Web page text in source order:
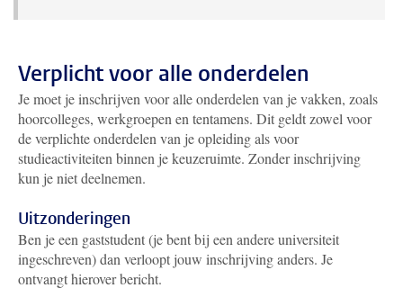
Verplicht voor alle onderdelen
Je moet je inschrijven voor alle onderdelen van je vakken, zoals
hoorcolleges, werkgroepen en tentamens. Dit geldt zowel voor
de verplichte onderdelen van je opleiding als voor
studieactiviteiten binnen je keuzeruimte. Zonder inschrijving
kun je niet deelnemen.
Uitzonderingen
Ben je een gaststudent (je bent bij een andere universiteit
ingeschreven) dan verloopt jouw inschrijving anders. Je
ontvangt hierover bericht.